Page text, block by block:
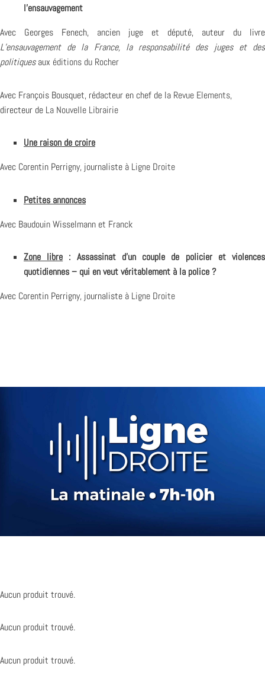
l’ensauvagement
Avec Georges Fenech, ancien juge et député, auteur du livre
L’ensauvagement de la France, la responsabilité des juges et des
politiquesaux éditions du Rocher
Avec François Bousquet, rédacteur en chef de la Revue Elements,
directeur de La Nouvelle Librairie
Une raison de croire
Avec Corentin Perrigny, journaliste à Ligne Droite
Petites annonces
Avec Baudouin Wisselmann et Franck
Zone libre : Assassinat d’un couple de policier et violences
quotidiennes – qui en veut véritablement à la police ?
Avec Corentin Perrigny, journaliste à Ligne Droite
Aucun produit trouvé.
Aucun produit trouvé.
Aucun produit trouvé.